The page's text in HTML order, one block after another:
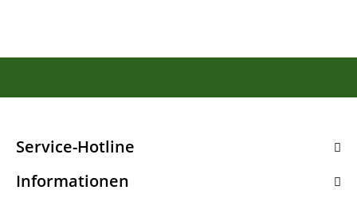
Service-Hotline
Informationen